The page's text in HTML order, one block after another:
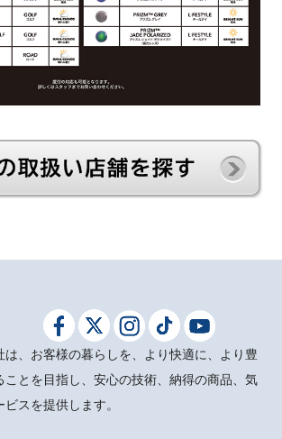
は、お客様の暮らしを、より快適に、より豊
ことを目指し、安心の技術、納得の商品、気
スを提供します。